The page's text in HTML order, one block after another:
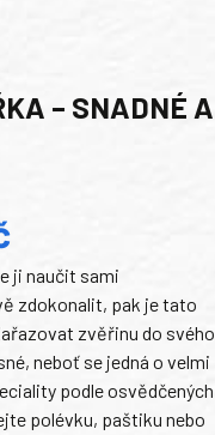
– SNADNÉ A
ji naučit sami
zdokonalit, pak je tato
zvěřinu do svého
neboť se jedná o velmi
podle osvědčených
polévku, paštiku nebo